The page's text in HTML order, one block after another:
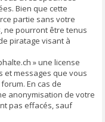
Bien que cette
partie sans votre
ne pourront être tenus
piratage visant à
» une license
et messages que vous
En cas de
anonymisation de votre
pas effacés, sauf